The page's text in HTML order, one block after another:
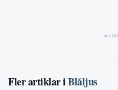
Fler artiklar iBlåljus